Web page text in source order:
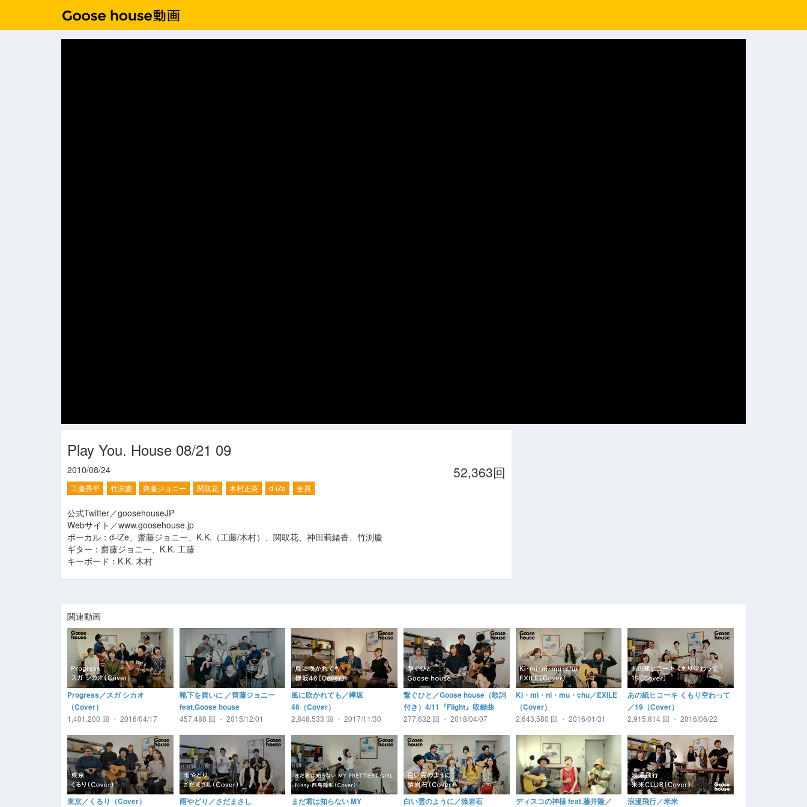
Play You. House 08/21 09
52,363回
2010/08/24
工藤秀平 竹渕慶 齊藤ジョニー 関取花 木村正英 d-iZe 全員
公式Twitter／goosehouseJP
Webサイト／www.goosehouse.jp
ボーカル：d-iZe、齋藤ジョニー、K.K.（工藤/木村）、関取花、神田莉緒香、竹渕慶
ギター：齋藤ジョニー、K.K. 工藤
キーボード：K.K. 木村
関連動画
Progress／スガ シカオ
（Cover）
1,401,200 回 ・ 2016/04/17
靴下を買いに ／齊藤ジョニー
feat.Goose house
457,488 回 ・ 2015/12/01
風に吹かれても／欅坂
46（Cover）
2,846,533 回 ・ 2017/11/30
繋ぐひと／Goose house（歌詞
付き）4/11『Flight』収録曲
277,632 回 ・ 2018/04/07
Ki・mi・ni・mu・chu／EXILE
（Cover）
2,643,580 回 ・ 2016/01/31
あの紙ヒコーキ くもり空わって
／19（Cover）
2,915,814 回 ・ 2016/06/22
東京／くるり（Cover） 雨やどり／さだまさし まだ君は知らない MY 白い雲のように／猿岩石 ディスコの神様 feat.藤井隆／ 浪漫飛行／米米